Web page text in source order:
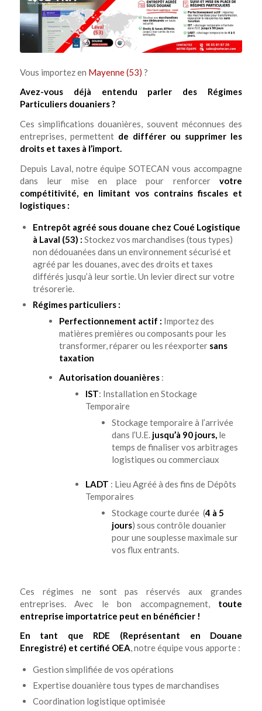
Vous importez en Mayenne (53) ?
Avez-vous déjà entendu parler des Régimes
Particuliers douaniers ?
Ces simplifications douanières, souvent méconnues des
entreprises, permettent de différer ou supprimer les
droits et taxes à l’import.
Depuis Laval, notre équipe SOTECAN vous accompagne
dans leur mise en place pour renforcervotre
compétitivité, en limitant vos contrains fiscales et
logistiques :
Entrepôt agréé sous douane chez Coué Logistique
à Laval (53) : Stockez vos marchandises (tous types)
non dédouanées dans un environnement sécurisé et
agréé par les douanes, avec des droits et taxes
différés jusqu’à leur sortie. Un levier direct sur votre
trésorerie.
Régimes particuliers :
Perfectionnement actif : Importez des
matières premières ou composants pour les
transformer, réparer ou les réexporter sans
taxation
Autorisation douanières:
IST: Installation en Stockage
Temporaire
Stockage temporaire à l’arrivée
dans l’U.E. jusqu’à 90 jours, le
temps de finaliser vos arbitrages
logistiques ou commerciaux
LADT : Lieu Agréé à des fins de Dépôts
Temporaires
Stockage courte durée (4 à 5
jours) sous contrôle douanier
pour une souplesse maximale sur
vos flux entrants.
Ces régimes ne sont pas réservés aux grandes
entreprises. Avec le bon accompagnement, toute
entreprise importatrice peut en bénéficier !
En tant que RDE (Représentant en Douane
Enregistré) et certifié OEA, notre équipe vous apporte :
Gestion simplifiée de vos opérations
Expertise douanière tous types de marchandises
Coordination logistique optimisée